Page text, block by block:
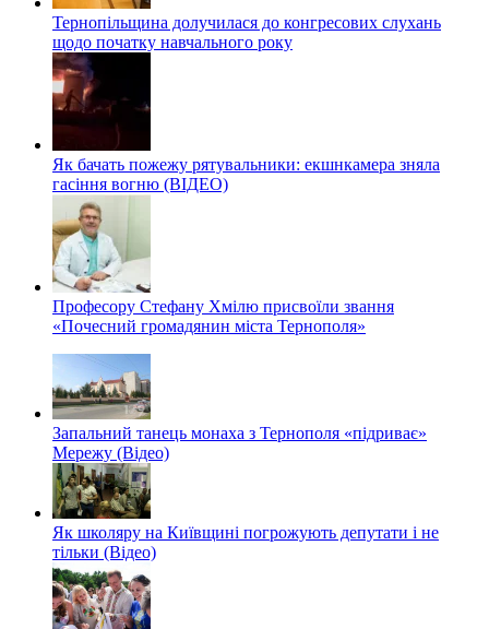
Тернопільщина долучилася до конгресових слухань
щодо початку навчального року
Як бачать пожежу рятувальники: екшнкамера зняла
гасіння вогню (ВІДЕО)
Професору Стефану Хмілю присвоїли звання
«Почесний громадянин міста Тернополя»
Запальний танець монаха з Тернополя «підриває»
Мережу (Відео)
Як школяру на Київщині погрожують депутати і не
тільки (Відео)